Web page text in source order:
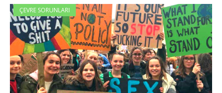
ÇEVRE SORUNLARI